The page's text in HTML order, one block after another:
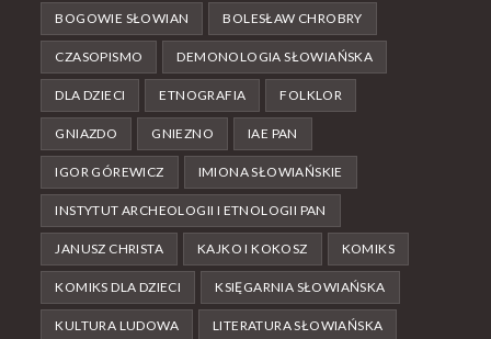
BOGOWIE SŁOWIAN BOLESŁAW CHROBRY
CZASOPISMO DEMONOLOGIA SŁOWIAŃSKA
DLA DZIECI ETNOGRAFIA FOLKLOR
GNIAZDO GNIEZNO IAE PAN
IGOR GÓREWICZ IMIONA SŁOWIAŃSKIE
INSTYTUT ARCHEOLOGII I ETNOLOGII PAN
JANUSZ CHRISTA KAJKO I KOKOSZ KOMIKS
KOMIKS DLA DZIECI KSIĘGARNIA SŁOWIAŃSKA
KULTURA LUDOWA LITERATURA SŁOWIAŃSKA